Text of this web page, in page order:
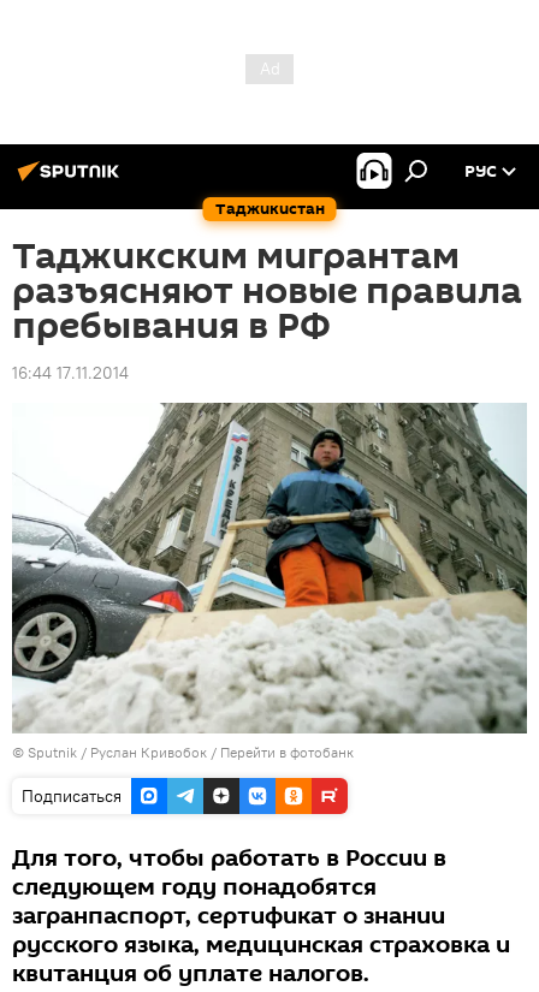
Таджикистан
РУС
Таджикским мигрантам
разъясняют новые правила
пребывания в РФ
16:44 17.11.2014
© Sputnik / Руслан Кривобок / Перейти в фотобанк
Подписаться
Для того, чтобы работать в России в
следующем году понадобятся
загранпаспорт, сертификат о знании
русского языка, медицинская страховка и
квитанция об уплате налогов.